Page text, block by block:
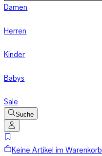
Damen
Herren
Kinder
Babys
Sale
Suche
Keine Artikel im Warenkorb